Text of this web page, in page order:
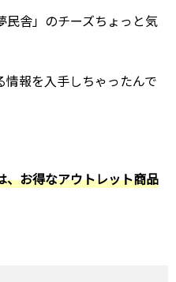
民舎」のチーズちょっと気
報を入手しちゃったんで
、お得なアウトレット商品